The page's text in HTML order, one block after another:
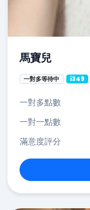
馬寶兒
一對多等待中 i349
一對多點數
一對一點數
滿意度評分